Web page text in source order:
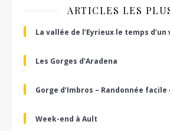
ARTICLES LES
La vallée de l’Eyrieux le temps
Les Gorges d’Aradena
Gorge d’Imbros – Randonnée facile
Week-end à Ault